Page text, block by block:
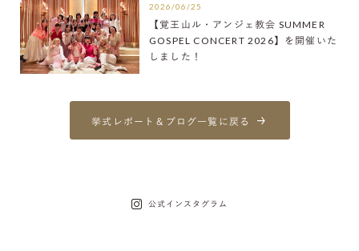
2026/06/25
【覚王山ル・アンジェ教会 SUMMER
GOSPEL CONCERT 2026】を開催いた
しました！
挙式レポート＆ブログ一覧に戻る
公式インスタグラム